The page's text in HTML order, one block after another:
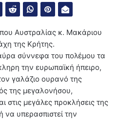
Αυστραλίας κ. Μακάριου
της Κρήτης.
σύννεφα του πολέμου τα
την ευρωπαϊκή ήπειρο,
γαλάζιο ουρανό της
της μεγαλονήσου,
στις μεγάλες προκλήσεις της
να υπερασπιστεί την